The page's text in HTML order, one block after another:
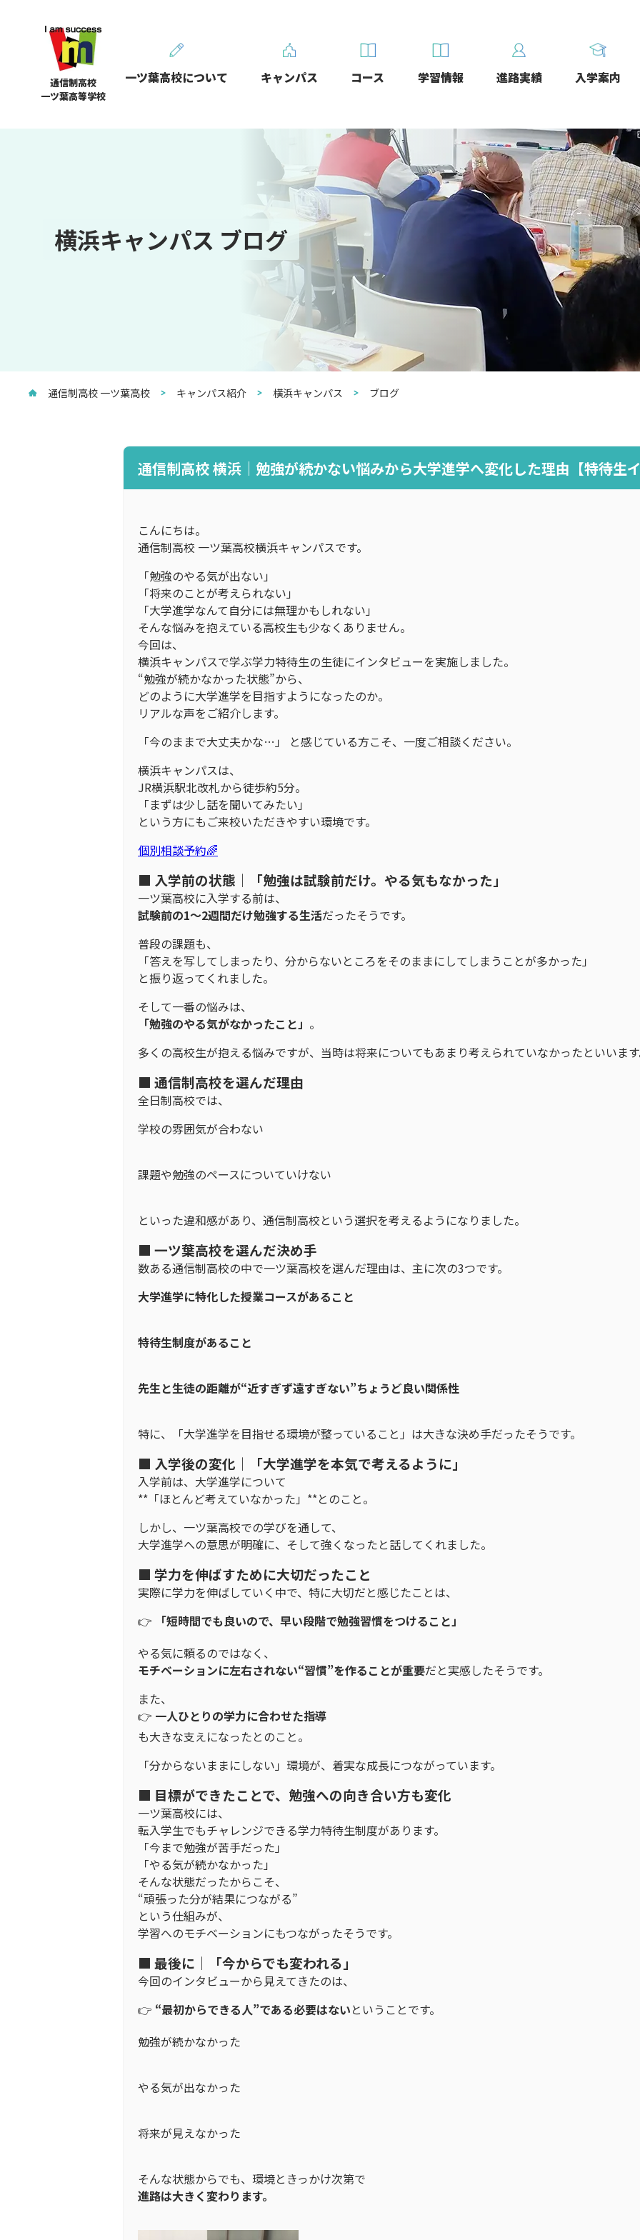
通信制高校
一ツ葉高等学校
一ツ葉高校について キャンパス コース 学習情報 進路実績 入学案内
横浜キャンパス ブログ
通信制高校 一ツ葉高校 キャンパス紹介 横浜キャンパス ブログ
通信制高校 横浜｜勉強が続かない悩みから大学進学へ変化した理由【特待生
こんにちは。
通信制高校 一ツ葉高校横浜キャンパスです。
「勉強のやる気が出ない」
「将来のことが考えられない」
「大学進学なんて自分には無理かもしれない」
そんな悩みを抱えている高校生も少なくありません。
今回は、
横浜キャンパスで学ぶ学力特待生の生徒にインタビューを実施しました。
“勉強が続かなかった状態”から、
どのように大学進学を目指すようになったのか。
リアルな声をご紹介します。
「今のままで大丈夫かな…」 と感じている方こそ、一度ご相談ください。
横浜キャンパスは、
JR横浜駅北改札から徒歩約5分。
「まずは少し話を聞いてみたい」
という方にもご来校いただきやすい環境です。
個別相談予約🌈
■ 入学前の状態｜「勉強は試験前だけ。やる気もなかった」
一ツ葉高校に入学する前は、
試験前の1〜2週間だけ勉強する生活だったそうです。
普段の課題も、
「答えを写してしまったり、分からないところをそのままにしてしまうことが多かった」
と振り返ってくれました。
そして一番の悩みは、
「勉強のやる気がなかったこと」 。
多くの高校生が抱える悩みですが、当時は将来についてもあまり考えられていなかったといいま
■ 通信制高校を選んだ理由
全日制高校では、
学校の雰囲気が合わない
課題や勉強のペースについていけない
といった違和感があり、通信制高校という選択を考えるようになりました。
■ 一ツ葉高校を選んだ決め手
数ある通信制高校の中で一ツ葉高校を選んだ理由は、主に次の3つです。
大学進学に特化した授業コースがあること
特待生制度があること
先生と生徒の距離が“近すぎず遠すぎない”ちょうど良い関係性
特に、「大学進学を目指せる環境が整っていること」は大きな決め手だったそうです。
■ 入学後の変化｜「大学進学を本気で考えるように」
入学前は、大学進学について
**「ほとんど考えていなかった」**とのこと。
しかし、一ツ葉高校での学びを通して、
大学進学への意思が明確に、そして強くなったと話してくれました。
■ 学力を伸ばすために大切だったこと
実際に学力を伸ばしていく中で、特に大切だと感じたことは、
👉
「短時間でも良いので、早い段階で勉強習慣をつけること」
やる気に頼るのではなく、
モチベーションに左右されない“習慣”を作ることが重要だと実感したそうです。
また、
👉 一人ひとりの学力に合わせた指導
も大きな支えになったとのこと。
「分からないままにしない」環境が、着実な成長につながっています。
■ 目標ができたことで、勉強への向き合い方も変化
一ツ葉高校には、
転入学生でもチャレンジできる学力特待生制度があります。
「今まで勉強が苦手だった」
「やる気が続かなかった」
そんな状態だったからこそ、
“頑張った分が結果につながる”
という仕組みが、
学習へのモチベーションにもつながったそうです。
■ 最後に｜「今からでも変われる」
今回のインタビューから見えてきたのは、
👉 “最初からできる人”である必要はないということです。
勉強が続かなかった
やる気が出なかった
将来が見えなかった
そんな状態からでも、環境ときっかけ次第で
進路は大きく変わります。